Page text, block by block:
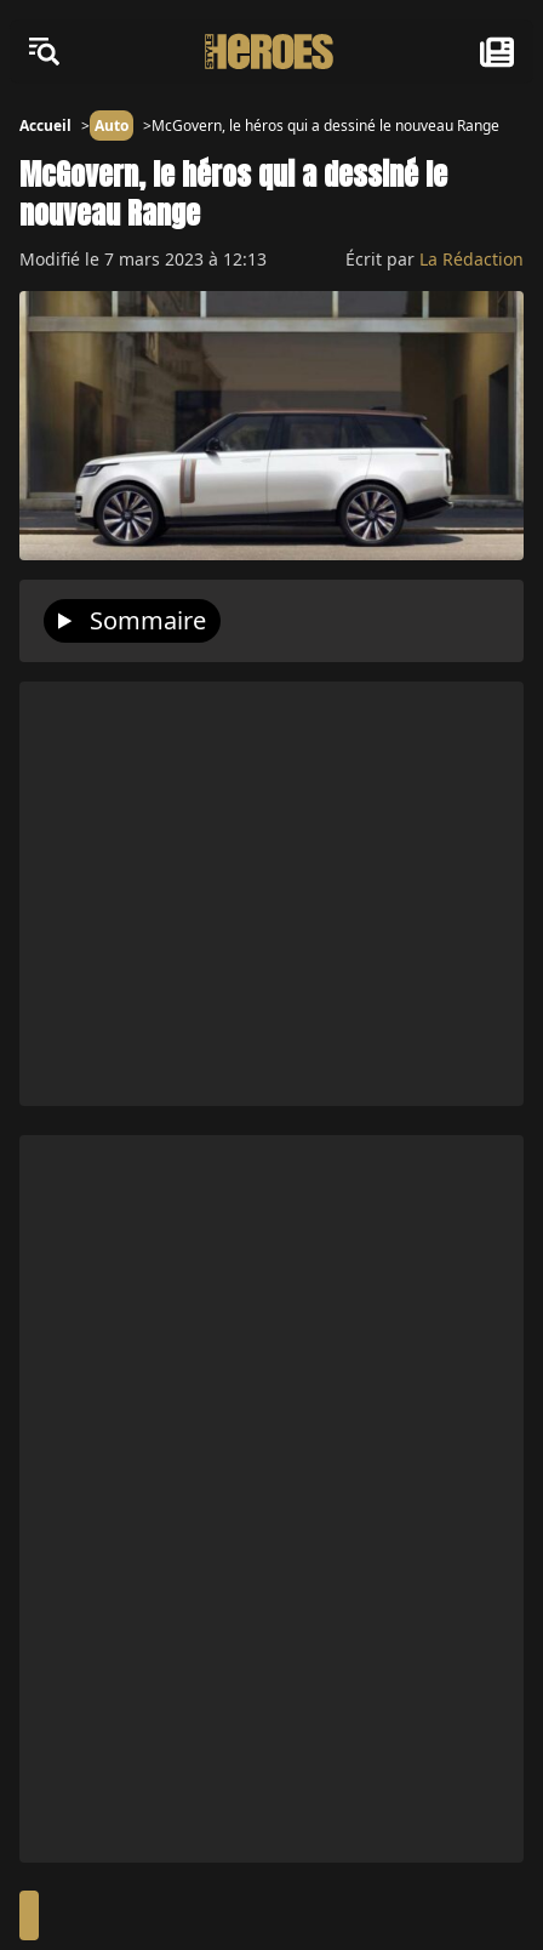
Accueil Auto McGovern, le héros qui a dessiné le nouveau Range
McGovern, le héros qui a dessiné le
nouveau Range
Modifié le 7 mars 2023 à 12:13 Écrit par La Rédaction
Sommaire